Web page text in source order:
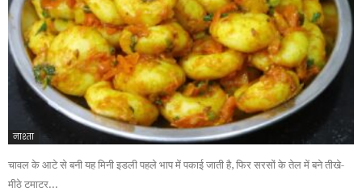
नाश्ता
चावल के आटे से बनी यह मिनी इडली पहले भाप में पकाई जाती है, फिर सरसों के तेल में बने तीखे-
मीठे टमाटर...